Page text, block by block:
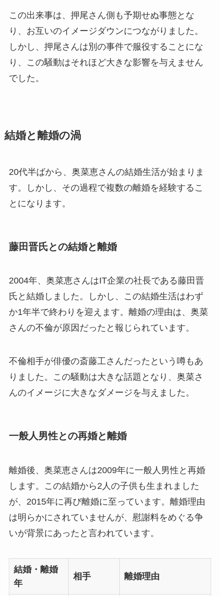
この出来事は、押尾さん側も予期せぬ事態とな
り、お互いのイメージダウンにつながりました。
しかし、押尾さんは別の事件で服役することにな
り、この騒動はそれほど大きな影響を与えません
でした。
結婚と離婚の渦
20代半ばから、奥菜恵さんの結婚生活が始まりま
す。しかし、その過程で複数の離婚を経験するこ
とになります。
藤田晋氏との結婚と離婚
2004年、奥菜恵さんはIT企業の社長である藤田晋
氏と結婚しました。しかし、この結婚生活はわず
か1年半で終わりを迎えます。離婚の理由は、奥菜
さんの不倫が原因だったと報じられています。
不倫相手が俳優の斎藤工さんだったという噂もあ
りました。この騒動は大きな話題となり、奥菜さ
んのイメージに大きなダメージを与えました。
一般人男性との再婚と離婚
離婚後、奥菜恵さんは2009年に一般人男性と再婚
します。この結婚から2人の子供も生まれました
が、2015年に再び離婚に至っています。離婚理由
は明らかにされていませんが、慰謝料をめぐる争
いが背景にあったと言われています。
結婚・離婚
年
相手 離婚理由